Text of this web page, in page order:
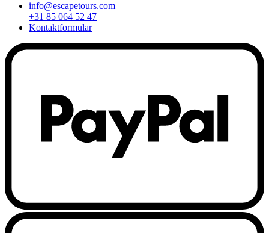
info@escapetours.com
+31 85 064 52 47
Kontaktformular